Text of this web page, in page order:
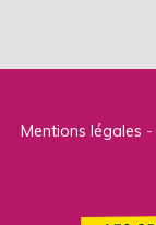
Mentions légales